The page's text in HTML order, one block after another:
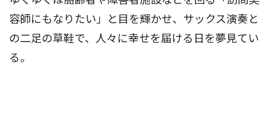
容師にもなりたい」と目を輝かせ、サックス演奏と
の二足の草鞋で、人々に幸せを届ける日を夢見てい
る。